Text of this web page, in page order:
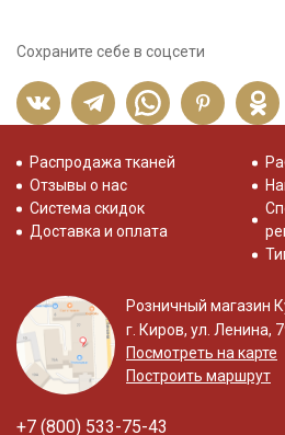
Сохраните себе в соцсети
Распродажа тканей
Отзывы о нас
Система скидок
Доставка и оплата
Розничный магазин
г. Киров, ул. Ленина,
Посмотреть на карте
Построить маршрут
+7 (800) 533-75-43